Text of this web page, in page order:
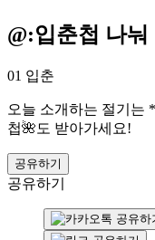
@:입춘첩 나
01 입춘
오늘 소개하는 절기는
첩🌺도 받아가세요!
공유하기
공유하기